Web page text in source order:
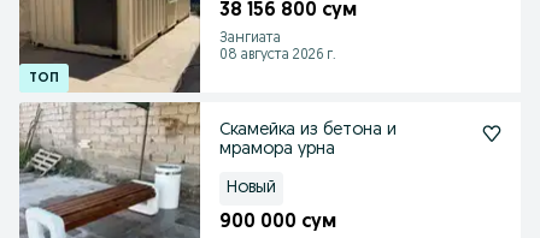
38 156 800 сум
Зангиата
08 августа 2026 г.
Скамейка из бетона и
мрамора урна
Новый
900 000 сум